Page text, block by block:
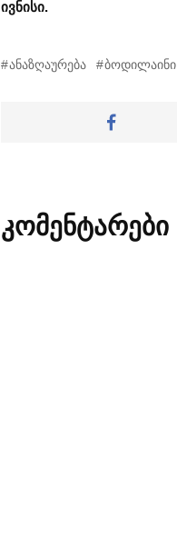
ივნისი.
ანაზღაურება ბოდილაინი
კომენტარები